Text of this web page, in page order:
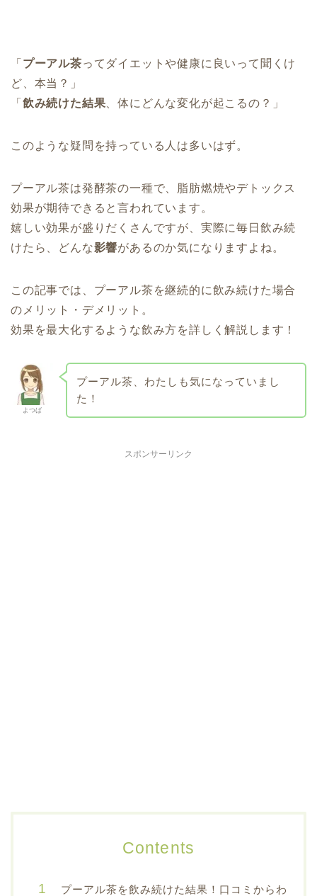
「 プーアル茶ってダイエットや健康に良いって聞くけ
ど、本当？」
「 飲み続けた結果 、体にどんな変化が起こるの？」
このような疑問を持っている人は多いはず。
プーアル茶は発酵茶の一種で、脂肪燃焼やデトックス
効果が期待できると言われています。
嬉しい効果が盛りだくさんですが、実際に毎日飲み続
けたら、どんな影響があるのか気になりますよね。
この記事では、プーアル茶を継続的に飲み続けた場合
のメリット・デメリット。
効果を最大化するような飲み方を詳しく解説します！
よつば
プーアル茶、わたしも気になっていまし
た！
スポンサーリンク
Contents
プーアル茶を飲み続けた結果！口コミからわ